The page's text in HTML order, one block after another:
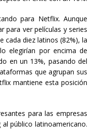
para Netflix. Aunque
para ver películas y series
cada diez latinos (82%), la
elegirían por encima de
en un 13%, pasando del
que agrupan sus
mantiene esta posición
para las empresas
público latinoamericano.